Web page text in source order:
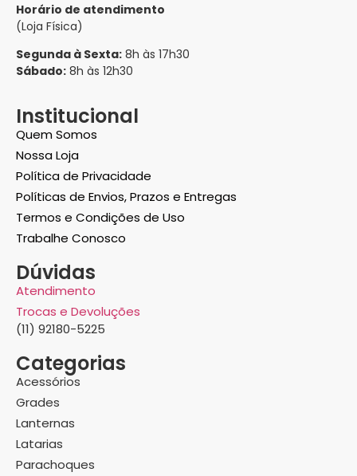
Horário de atendimento
(Loja Física)
Segunda à Sexta: 8h às 17h30
Sábado: 8h às 12h30
Institucional
Quem Somos
Nossa Loja
Política de Privacidade
Políticas de Envios, Prazos e Entregas
Termos e Condições de Uso
Trabalhe Conosco
Dúvidas
Atendimento
Trocas e Devoluções
(11) 92180-5225
Categorias
Acessórios
Grades
Lanternas
Latarias
Parachoques